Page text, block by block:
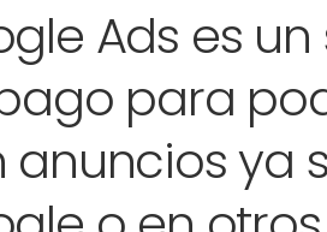
Ads es
para
anuncios ya